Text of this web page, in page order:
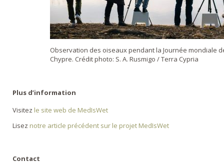
Observation des oiseaux pendant la Journée mondiale
Chypre. Crédit photo: S. A. Rusmigo / Terra Cypria
Plus d’information
Visitez le site web de MedIsWet
Lisez notre article précédent sur le projet MedIsWet
Contact